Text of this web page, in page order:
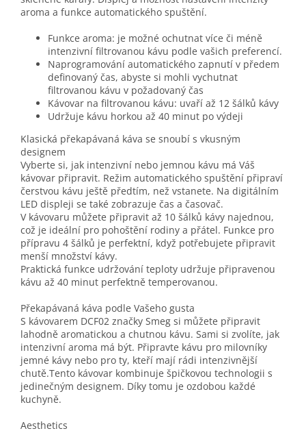
aroma a funkce automatického spuštění.
Funkce aroma: je možné ochutnat více či méně
intenzivní filtrovanou kávu podle vašich preferencí.
Naprogramování automatického zapnutí v předem
definovaný čas, abyste si mohli vychutnat
filtrovanou kávu v požadovaný čas
Kávovar na filtrovanou kávu: uvaří až 12 šálků kávy
Udržuje kávu horkou až 40 minut po výdeji
Klasická překapávaná káva se snoubí s vkusným
designem
Vyberte si, jak intenzivní nebo jemnou kávu má Váš
kávovar připravit. Režim automatického spuštění připraví
čerstvou kávu ještě předtím, než vstanete. Na digitálním
LED displeji se také zobrazuje čas a časovač.
V kávovaru můžete připravit až 10 šálků kávy najednou,
což je ideální pro pohoštění rodiny a přátel. Funkce pro
přípravu 4 šálků je perfektní, když potřebujete připravit
menší množství kávy.
Praktická funkce udržování teploty udržuje připravenou
kávu až 40 minut perfektně temperovanou.
Překapávaná káva podle Vašeho gusta
S kávovarem DCF02 značky Smeg si můžete připravit
lahodně aromatickou a chutnou kávu. Sami si zvolíte, jak
intenzivní aroma má být. Připravte kávu pro milovníky
jemné kávy nebo pro ty, kteří mají rádi intenzivnější
chutě.Tento kávovar kombinuje špičkovou technologii s
jedinečným designem. Díky tomu je ozdobou každé
kuchyně.
Aesthetics